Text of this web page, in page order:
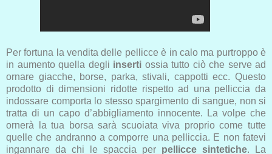
Per fortuna la vendita delle pellicce è in calo ma purtroppo è
in aumento quella degli inserti ossia tutto ciò che serve ad
ornare giacche, borse, parka, stivali, cappotti ecc. Questo
prodotto di dimensioni ridotte rispetto ad una pelliccia da
indossare comporta lo stesso spargimento di sangue, non si
tratta di un capo d’abbigliamento innocente. La volpe che
ornerà la tua borsa sarà scuoiata viva proprio come tutte
quelle che andranno a comporre una pelliccia. E non fatevi
ingannare da chi le spaccia per pellicce sintetiche. La